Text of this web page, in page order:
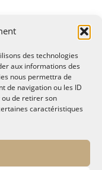
des technologies
aux informations des
nous permettra de
de navigation ou les ID
ou de retirer son
caractéristiques
l'Ecoute / 1995-